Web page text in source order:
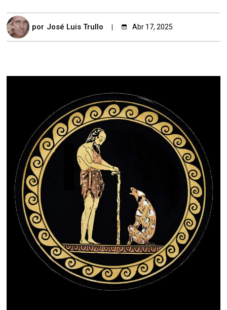
por José Luis Trullo Abr 17, 2025